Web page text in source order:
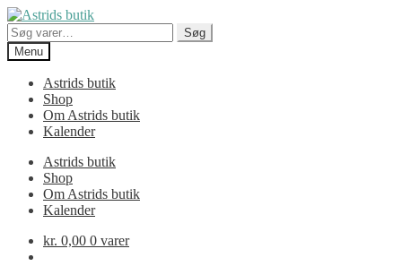
Spring
til
navigation
Spring
til
indhold
Søg
efter:
Søg
Menu
Astrids butik
Shop
Om Astrids butik
Kalender
Astrids butik
Shop
Om Astrids butik
Kalender
kr. 0,00 0 varer